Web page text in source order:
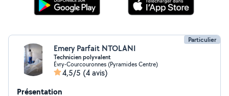
Particulier
Emery Parfait NTOLANI
Technicien polyvalent
Évry-Courcouronnes (Pyramides Centre)
4,5/5 (4 avis)
Présentation